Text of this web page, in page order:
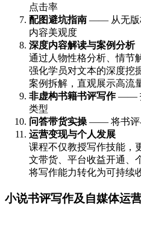
点击率
配图避坑指南 —— 从无版
内容美观度
深度内容解读与案例分析
通过人物性格分析、情节
强化学员对文本的深度挖
案例拆解，直观展示高流
非虚构书籍书评写作——
类型
问答带货实操 —— 将书评
运营变现与个人发展
课程不仅教授写作技能，
文带货、平台收益开通、
将写作能力转化为可持续
小说书评写作及自媒体运